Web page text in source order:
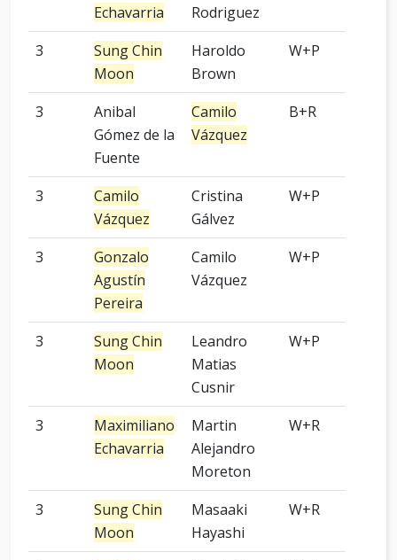
Echavarria
Rodriguez
3
Sung Chin
Moon
Haroldo
Brown
W+P
3
Anibal
Gómez de la
Fuente
Camilo
Vázquez
B+R
3
Camilo
Vázquez
Cristina
Gálvez
W+P
3
Gonzalo
Agustín
Pereira
Camilo
Vázquez
W+P
3
Sung Chin
Moon
Leandro
Matias
Cusnir
W+P
3
Maximiliano
Echavarria
Martin
Alejandro
Moreton
W+R
3
Sung Chin
Moon
Masaaki
Hayashi
W+R